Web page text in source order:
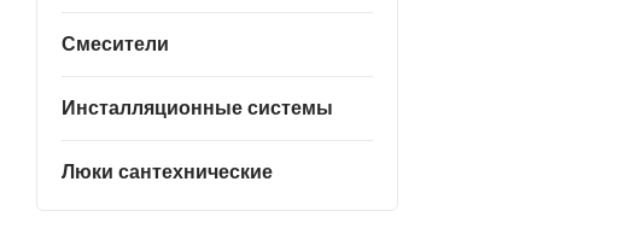
Смесители
Инсталляционные системы
Люки сантехнические